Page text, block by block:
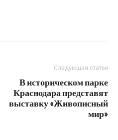
Следующая статья
В историческом парке
Краснодара представят
выставку «Живописный
мир»